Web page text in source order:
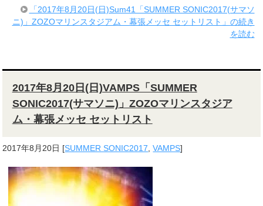
「2017年8月20日(日)Sum41「SUMMER SONIC2017(サマソ
ニ)」ZOZOマリンスタジアム・幕張メッセ セットリスト」の続き
を読む
2017年8月20日(日)VAMPS「SUMMER
SONIC2017(サマソニ)」ZOZOマリンスタジア
ム・幕張メッセ セットリスト
2017年8月20日 [SUMMER SONIC2017 ,VAMPS]